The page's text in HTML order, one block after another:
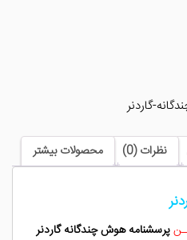
گاردنر
نظرات (0) محصولات بیشتر
پرسشنامه هوش چندگانه گاردنر